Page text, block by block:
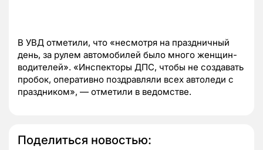
В УВД отметили, что «несмотря на праздничный
день, за рулем автомобилей было много женщин-
водителей». «Инспекторы ДПС, чтобы не создавать
пробок, оперативно поздравляли всех автоледи с
праздником», — отметили в ведомстве.
Поделиться новостью: